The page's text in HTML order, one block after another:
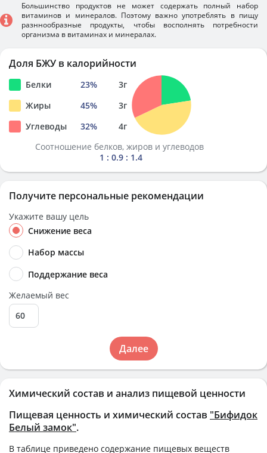
Химический состав и анализ пищевой ценности
Пищевая ценность и химический состав "Бифидок
Белый замок".
В таблице приведено содержание пищевых веществ
Большинство продуктов не может содержать полный набор
витаминов и минералов. Поэтому важно употреблять в пищу
разннообразные продукты, чтобы восполнять потребности
организма в витаминах и минералах.
Доля БЖУ в калорийности
Белки 23% 3г
Жиры
45% 3г
Углеводы
32% 4г
Соотношение белков, жиров и углеводов
1 : 0.9 : 1.4
Получите персональные рекомендации
Укажите вашу цель
Снижение веса
Набор массы
Поддержание веса
Желаемый вес
Далее